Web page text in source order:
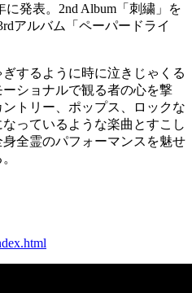
発表。2nd Album「刺繍」を
アルバム「ペーパードライ
するように時に泣きじゃくる
ショナルで観る者の心を撃
トリー、ポップス、ロックな
っているような楽曲とすこし
全霊のパフォーマンスを魅せ